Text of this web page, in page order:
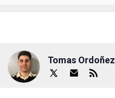
Tomas Ordoñez